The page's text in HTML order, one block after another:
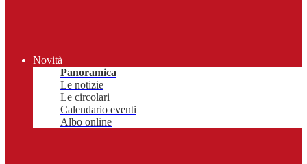
Novità
Panoramica
Le notizie
Le circolari
Calendario eventi
Albo online